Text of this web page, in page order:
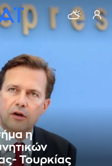
η
Τουρκίας